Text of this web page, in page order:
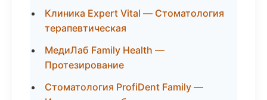
Клиника Expert Vital — Стоматология
терапевтическая
МедиЛаб Family Health —
Протезирование
Стоматология ProfiDent Family —